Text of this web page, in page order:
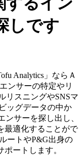
しです
Analytics」ならＡ
ンサーの特定やリ
リスニングやSNSマ
ッグデータの中か
ンサーを探し出し、
最適化することがで
ートやP&G出身の
ートします。